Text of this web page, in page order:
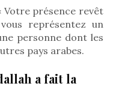
Votre présence revêt
représentez un
personne dont les
pays arabes.
a fait la